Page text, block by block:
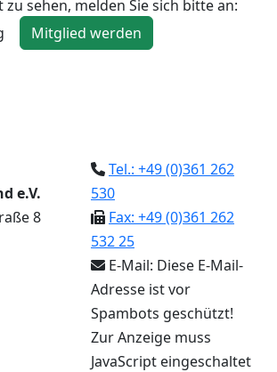
sehen, melden Sie sich bitte an:
Mitglied werden
e.V.
8
Tel.: +49 (0)361 262
530
Fax: +49 (0)361 262
532 25
E-Mail: Diese E-Mail-
Adresse ist vor
Spambots geschützt!
Zur Anzeige muss
JavaScript eingeschaltet